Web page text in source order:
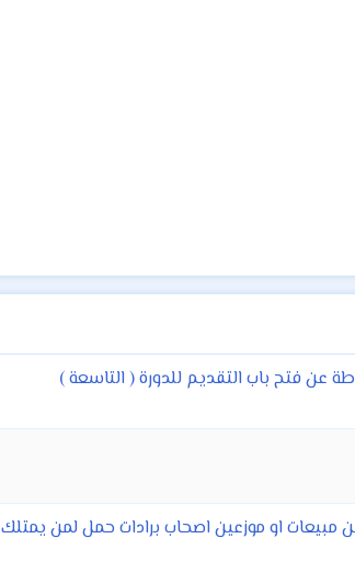
فتح باب التقديم للدورة ( التاسعة )
مبيعات او موزعين اصحاب برادات حمل لمن يمتلك